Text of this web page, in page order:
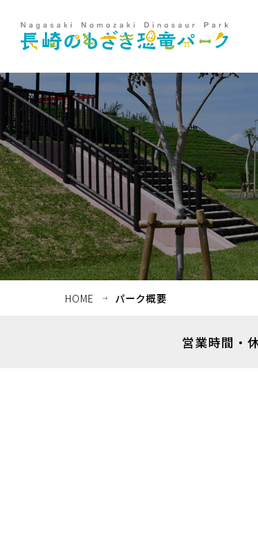
ホーム
お知らせ・イベント
HOME パーク概要
営業時間・